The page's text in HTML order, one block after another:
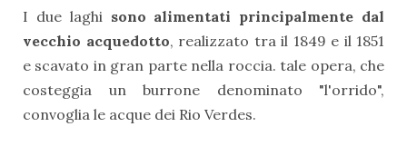
I due laghi sono alimentati principalmente dal
vecchio acquedotto, realizzato tra il 1849 e il 1851
e scavato in gran parte nella roccia. tale opera, che
costeggia un burrone denominato "l'orrido",
convoglia le acque dei Rio Verdes.